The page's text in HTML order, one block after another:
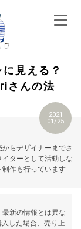
見える？
さんの法
2021
01/25
らデザイナーまでさ
ターとして活動しな
作も行っています。
新の情報とは異な
した場合、売り上